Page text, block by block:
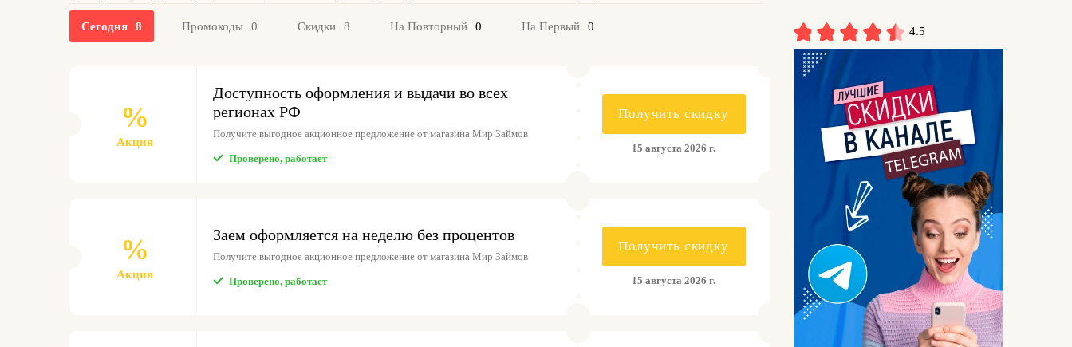
Сегодня 8 Промокоды 0 Скидки 8 На Повторный 0 На Первый 0
%
Акция
Доступность оформления и выдачи во всех
регионах РФ
Получите выгодное акционное предложение от магазина Мир Займов
Проверено, работает
Получить скидку
15 августа 2026 г.
%
Акция
Заем оформляется на неделю без процентов
Получите выгодное акционное предложение от магазина Мир Займов
Проверено, работает
Получить скидку
15 августа 2026 г.
4.5